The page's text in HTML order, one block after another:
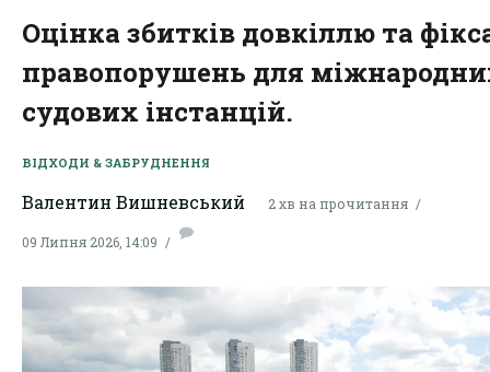
Оцінка збитків довкіллю та
правопорушень для
судових інстанцій.
ВІДХОДИ & ЗАБРУДНЕННЯ
Валентин Вишневський 2 хв на прочитання
09 Липня 2026, 14:09